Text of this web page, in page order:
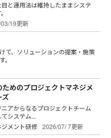
と運用法は維持したままシステ
19更新
て、ソリューションの提案・施策
めのプロジェクトマネジメ
ズ
アからなるプロジェクトチーム
システム...
メント研修 2026/07/ 7更新